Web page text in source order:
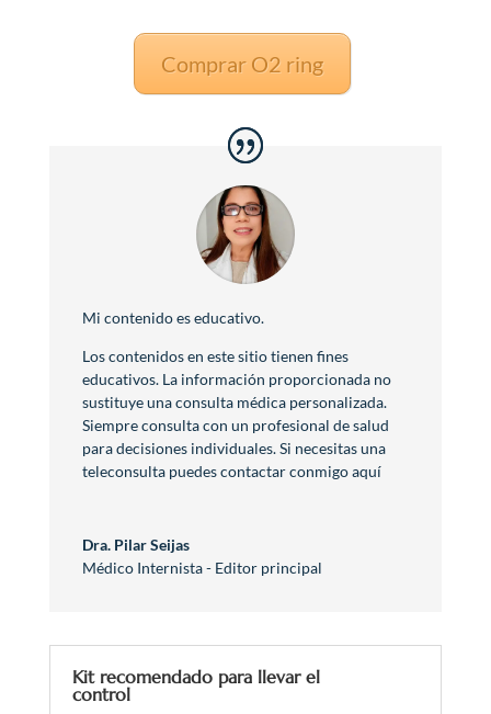
Comprar O2 ring
Mi contenido es educativo.
Los contenidos en este sitio tienen fines
educativos. La información proporcionada no
sustituye una consulta médica personalizada.
Siempre consulta con un profesional de salud
para decisiones individuales. Si necesitas una
teleconsulta puedes contactar conmigo aquí
Dra. Pilar Seijas
Médico Internista - Editor principal
Kit recomendado para llevar el
control